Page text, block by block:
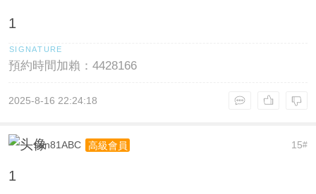
1
預約時間加賴：4428166
2025-8-16 22:24:18
15#
sun81ABC 高級會員
1